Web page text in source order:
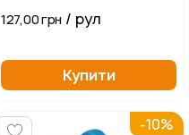
127,00 грн / рул
Купити
-10%